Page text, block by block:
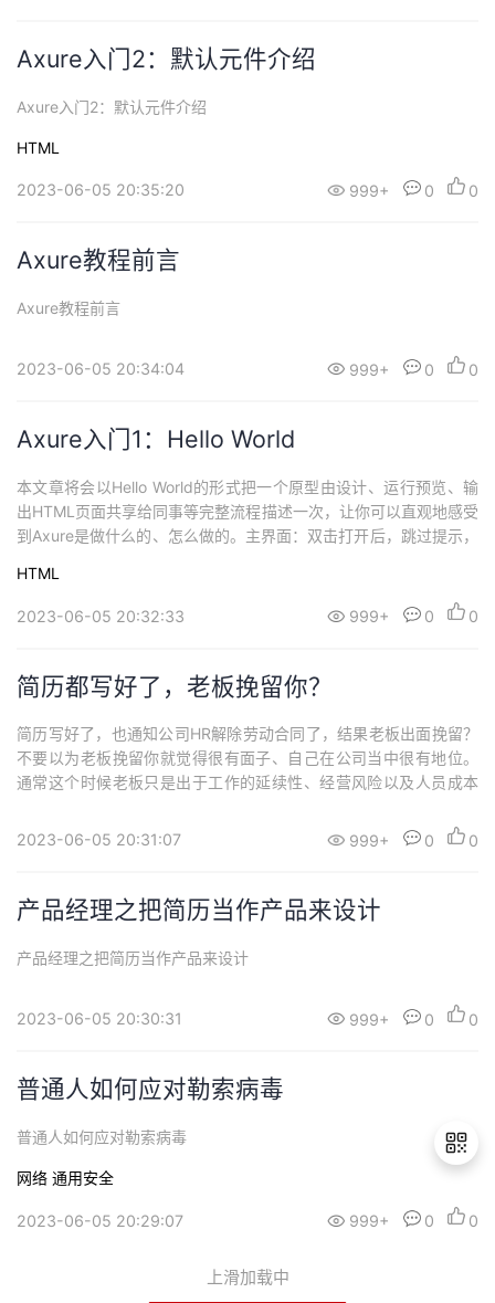
Axure入门2：默认元件介绍
Axure入门2：默认元件介绍
HTML
2023-06-05 20:35:20 999+ 0 0
Axure教程前言
Axure教程前言
2023-06-05 20:34:04 999+ 0 0
Axure入门1：Hello World
本文章将会以Hello World的形式把一个原型由设计、运行预览、输
出HTML页面共享给同事等完整流程描述一次，让你可以直观地感受
到Axure是做什么的、怎么做的。主界面：双击打开后，跳过提示，
空白页面，往下一点是原件库。中间是编辑区域，想要编辑哪个页
面就在左边双击对应页面名称即可。默认已经打开了index页面并进
HTML
2023-06-05 20:32:33 999+ 0 0
简历都写好了，老板挽留你？
简历写好了，也通知公司HR解除劳动合同了，结果老板出面挽留？
不要以为老板挽留你就觉得很有面子、自己在公司当中很有地位。
通常这个时候老板只是出于工作的延续性、经营风险以及人员成本
部分情况下对个人都没有任何好处，而在老板的心目中，你已经被
2023-06-05 20:31:07 999+ 0 0
产品经理之把简历当作产品来设计
产品经理之把简历当作产品来设计
2023-06-05 20:30:31 999+ 0 0
普通人如何应对勒索病毒
普通人如何应对勒索病毒
网络 通用安全
2023-06-05 20:29:07 999+ 0 0
上滑加载中